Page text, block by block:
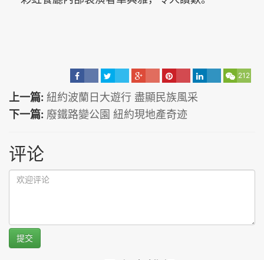
212
上一篇: 紐約波蘭日大遊行 盡顯民族風采
下一篇: 廢鐵路變公園 紐約現地產奇迹
评论
提交